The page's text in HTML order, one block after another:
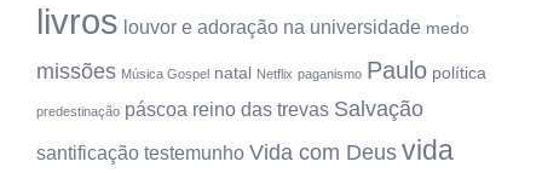
livros louvor e adoração na universidade medo
missões Música Gospel natal Netflix paganismo Paulo política
predestinação páscoa reino das trevas Salvação
santificação testemunho Vida com Deusvida